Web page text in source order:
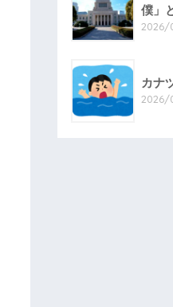
僕」
2026/
カナ
2026/